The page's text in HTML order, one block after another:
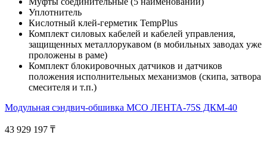
Уплотнитель
Кислотный клей-герметик TempPlus
Комплект силовых кабелей и кабелей управления,
защищенных металлорукавом (в мобильных заводах уже
проложены в раме)
Комплект блокировочных датчиков и датчиков
положения исполнительных механизмов (скипа, затвора
смесителя и т.п.)
Модульная сэндвич-обшивка МСО ЛЕНТА-75S ДКМ-40
43 929 197 ₸